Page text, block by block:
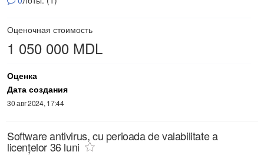
Оценочная стоимость
1 050 000 MDL
Оценка
Дата создания
30 авг 2024, 17:44
Software antivirus, cu perioada de valabilitate a
licențelor 36 luni